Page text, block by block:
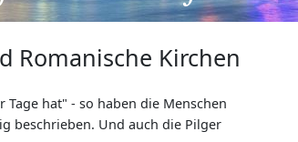
Romanische Kirchen
Tage hat" - so haben die Menschen
beschrieben. Und auch die Pilger